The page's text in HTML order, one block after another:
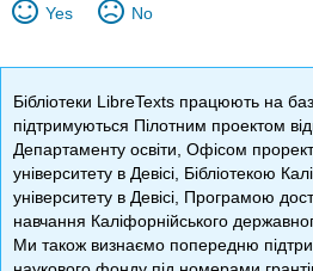
Yes No
Бібліотеки LibreTexts працюють на
підтримуються Пілотним проектом
Департаменту освіти, Офісом
університету в Девісі, Бібліотекою
університету в Девісі, Програмою
навчання Каліфорнійського
Ми також визнаємо попередню